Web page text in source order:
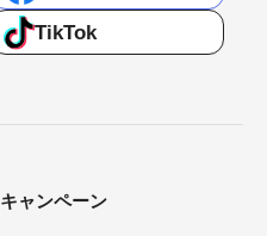
TikTok
キャンペーン